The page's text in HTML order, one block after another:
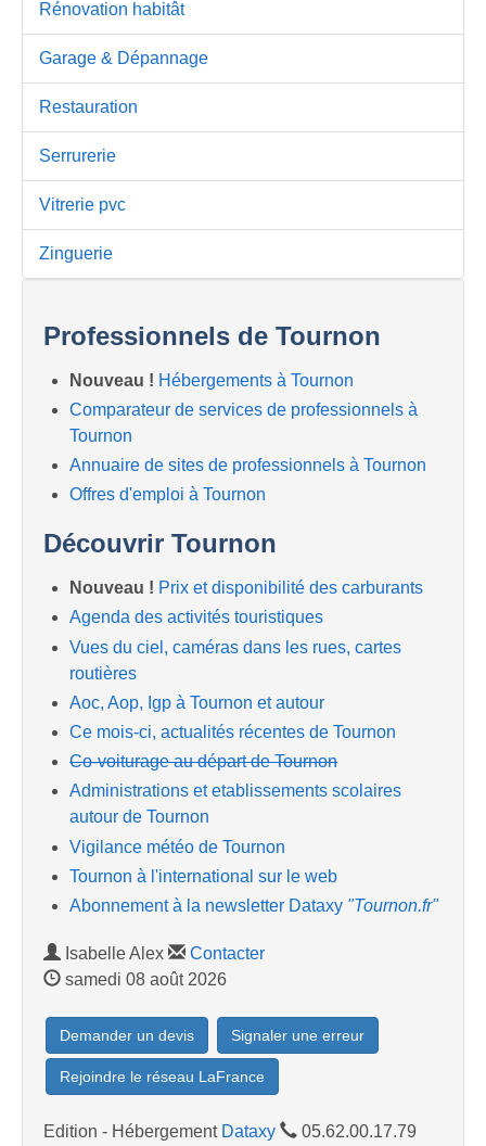
Rénovation habitât
Garage & Dépannage
Restauration
Serrurerie
Vitrerie pvc
Zinguerie
Professionnels de Tournon
Nouveau ! Hébergements à Tournon
Comparateur de services de professionnels à
Tournon
Annuaire de sites de professionnels à Tournon
Offres d'emploi à Tournon
Découvrir Tournon
Nouveau ! Prix et disponibilité des carburants
Agenda des activités touristiques
Vues du ciel, caméras dans les rues, cartes
routières
Aoc, Aop, Igp à Tournon et autour
Ce mois-ci, actualités récentes de Tournon
Co-voiturage au départ de Tournon
Administrations et etablissements scolaires
autour de Tournon
Vigilance météo de Tournon
Tournon à l'international sur le web
Abonnement à la newsletter Dataxy "Tournon.fr"
Isabelle Alex
Contacter
samedi 08 août 2026
Demander un devis Signaler une erreur
Rejoindre le réseau LaFrance
Edition - Hébergement Dataxy
05.62.00.17.79